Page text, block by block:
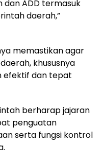
dan ADD termasuk
daerah,”
memastikan agar
khususnya
efektif dan tepat
berharap jajaran
penguatan
serta fungsi kontrol